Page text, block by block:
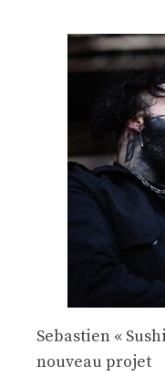
Sebastien «
nouveau projet